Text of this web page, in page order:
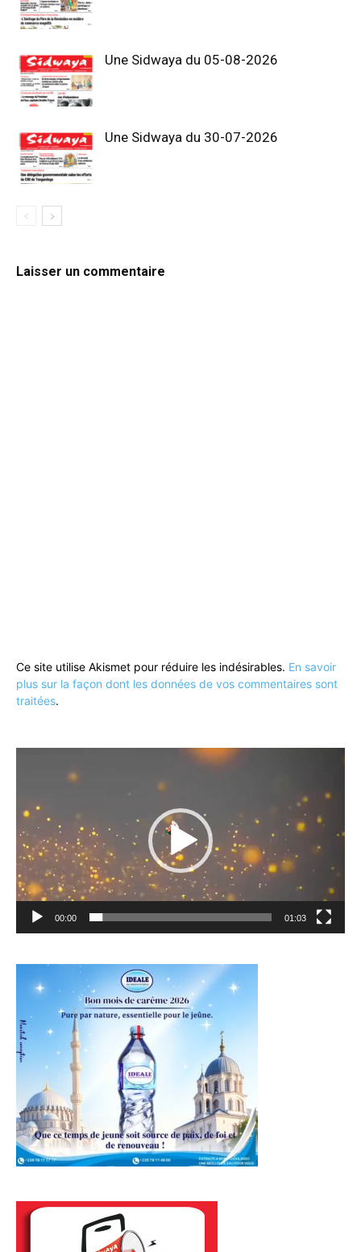
Une Sidwaya du 05-08-2026
Une Sidwaya du 30-07-2026
Laisser un commentaire
Ce site utilise Akismet pour réduire les indésirables. En savoir
plus sur la façon dont les données de vos commentaires sont
traitées.
00:00 01:03